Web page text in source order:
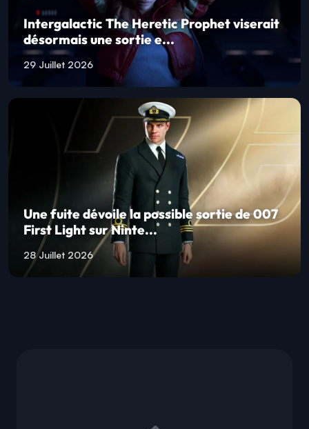
Intergalactic The Heretic Prophet viserait
désormais une sortie e...
29 Juillet 2026
Une fuite dévoile la possible sortie de 007
First Light sur Ninte...
28 Juillet 2026